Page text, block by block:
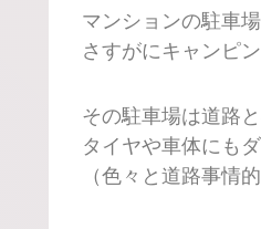
マンションの駐車
さすがにキャンピ
その駐車場は道路
タイヤや車体にも
（色々と道路事情